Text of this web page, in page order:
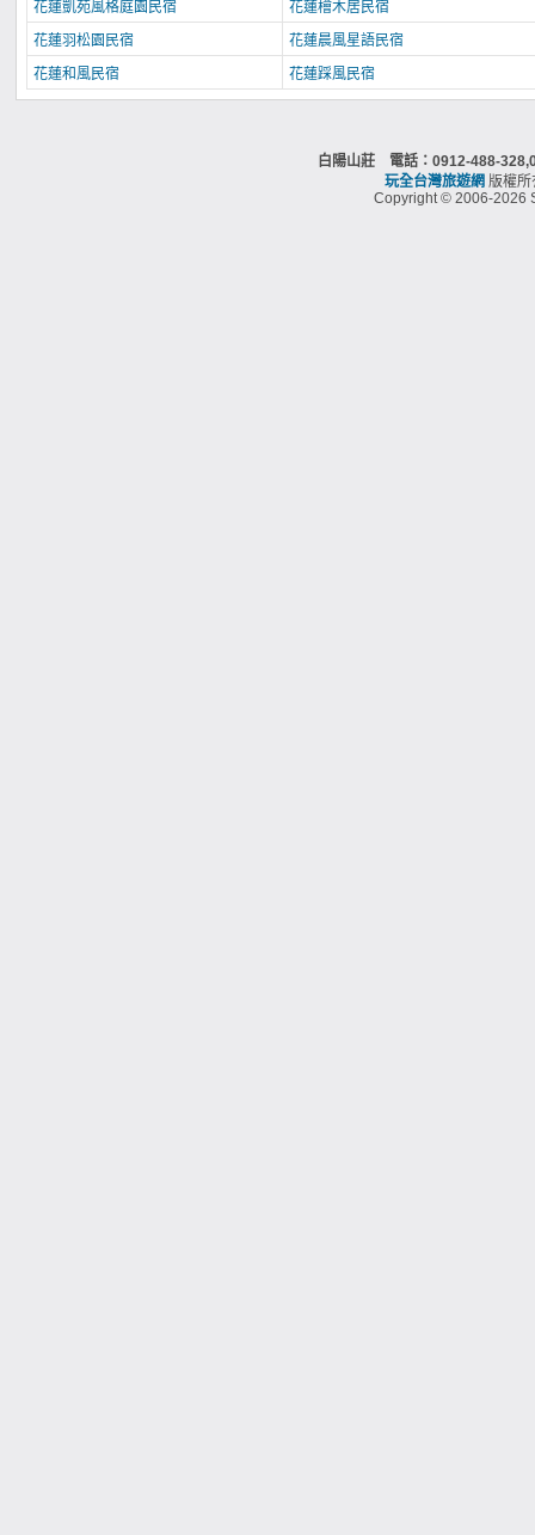
花蓮凱苑風格庭園民宿
花蓮檜木居民宿
花蓮羽松園民宿
花蓮晨風星語民宿
花蓮和風民宿
花蓮踩風民宿
白陽山莊 電話：0912-488-
玩全台灣旅遊網 版權
Copyright © 2006-2026